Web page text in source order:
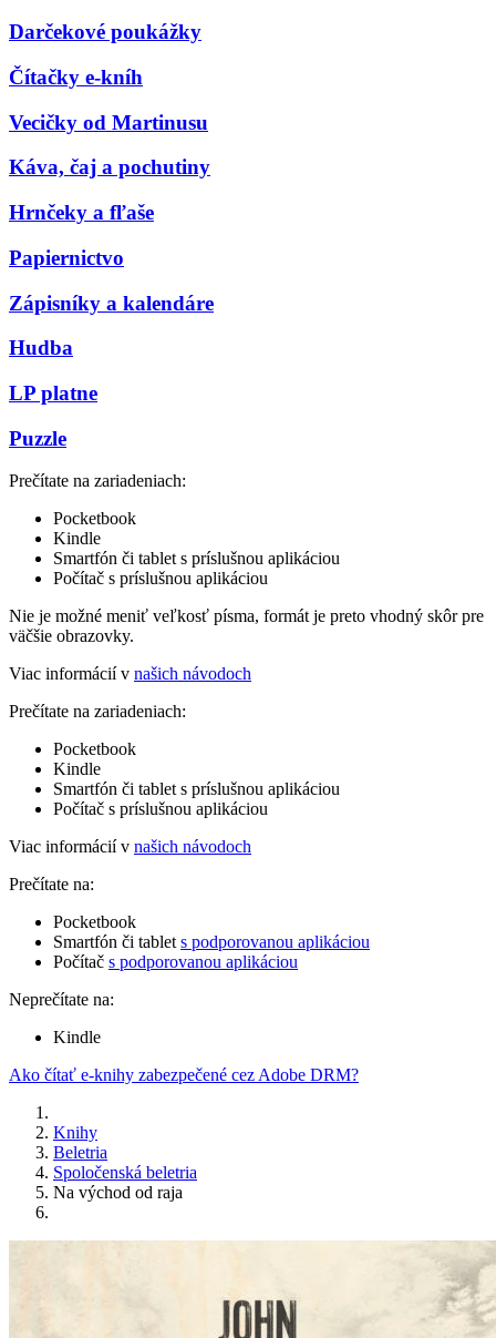
Darčekové poukážky
Čítačky e-kníh
Vecičky od Martinusu
Káva, čaj a pochutiny
Hrnčeky a fľaše
Papiernictvo
Zápisníky a kalendáre
Hudba
LP platne
Puzzle
Prečítate na zariadeniach:
Pocketbook
Kindle
Smartfón či tablet s príslušnou aplikáciou
Počítač s príslušnou aplikáciou
Nie je možné meniť veľkosť písma, formát je preto vhodný skôr pre
väčšie obrazovky.
Viac informácií v našich návodoch
Prečítate na zariadeniach:
Pocketbook
Kindle
Smartfón či tablet s príslušnou aplikáciou
Počítač s príslušnou aplikáciou
Viac informácií v našich návodoch
Prečítate na:
Pocketbook
Smartfón či tablet s podporovanou aplikáciou
Počítač s podporovanou aplikáciou
Neprečítate na:
Kindle
Ako čítať e-knihy zabezpečené cez Adobe DRM?
Knihy
Beletria
Spoločenská beletria
Na východ od raja